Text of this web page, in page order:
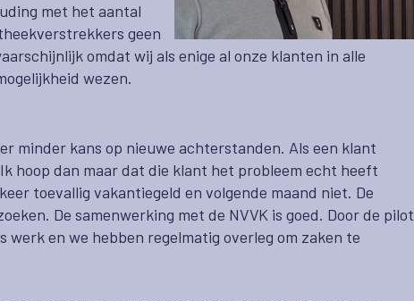
met het aantal
geen
omdat wij als enige al onze klanten in alle
wezen.
minder kans op nieuwe achterstanden. Als een klant
hoop dan maar dat die klant het probleem echt heeft
toevallig vakantiegeld en volgende maand niet. De
De samenwerking met de NVVK is goed. Door de pilot
werk en we hebben regelmatig overleg om zaken te